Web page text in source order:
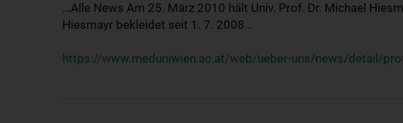
...Alle News Am 25. März 2010 hält Univ. Prof. Dr. Michael
Hiesmayr bekleidet seit 1. 7. 2008...
https://www.meduniwien.ac.at/web/ueber-uns/news/detail/